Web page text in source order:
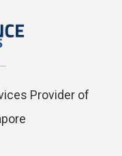
Provider of